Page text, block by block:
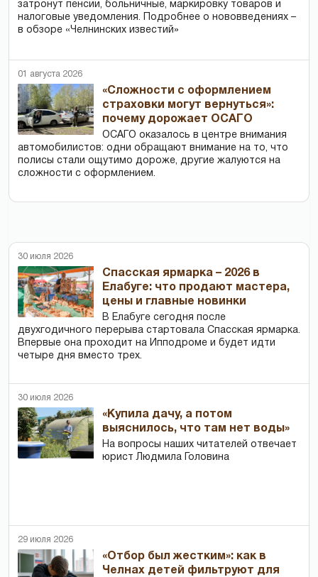
затронут пенсии, больничные, маркировку товаров и
налоговые уведомления. Подробнее о нововведениях –
в обзоре «Челнинских известий»
01 августа 2026
«Сложности с оформлением
страховки могут вернуться»:
почему дорожает ОСАГО
ОСАГО оказалось в центре внимания
автомобилистов: одни обращают внимание на то, что
полисы стали ощутимо дороже, другие жалуются на
сложности с оформлением.
30 июля 2026
Спасская ярмарка – 2026 в
Елабуге: что продают мастера,
цены и главные новинки
В Елабуге сегодня после
двухгодичного перерыва стартовала Спасская ярмарка.
Впервые она проходит на Ипподроме и будет идти
четыре дня вместо трех.
30 июля 2026
«Купила дачу, а потом
выяснилось, что там нет воды»
На вопросы наших читателей отвечает
юрист Людмила Головина
29 июля 2026
«Отбор был жестким»: как в
Челнах детей фильтруют для